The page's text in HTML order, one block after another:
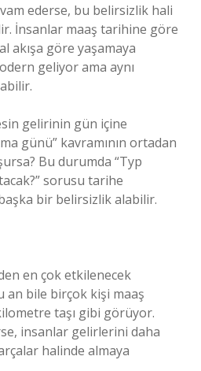
ederse, bu belirsizlik hali
İnsanlar maaş tarihine göre
akışa göre yaşamaya
geliyor ama aynı
gelirinin gün içine
günü” kavramının ortadan
Bu durumda “Typ
sorusu tarihe
bir belirsizlik alabilir.
en çok etkilenecek
an bile birçok kişi maaş
taşı gibi görüyor.
insanlar gelirlerini daha
halinde almaya